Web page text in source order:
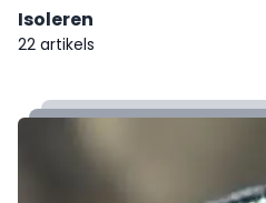
Isoleren
22 artikels